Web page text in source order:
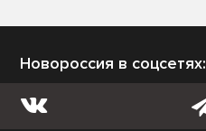
Новороссия в соцсетях: